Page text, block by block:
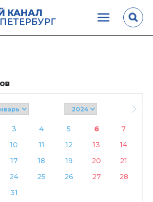
КАНАЛ
3 4 5 6
7
10 11 12 13
14
17 18 19 20
21
24 25 26 27
28
31